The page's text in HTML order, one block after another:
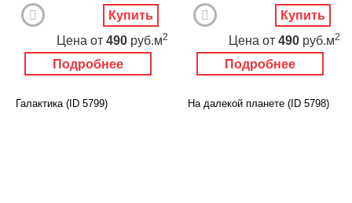
Подробнее
Цена от 490 руб.м2
Купить
Подробнее
Цена от 490 руб.м2
Купить
Галактика (ID 5799) На далекой планете (ID 5798)